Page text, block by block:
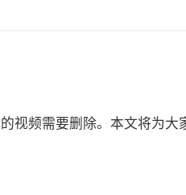
视频需要删除。本文将为大